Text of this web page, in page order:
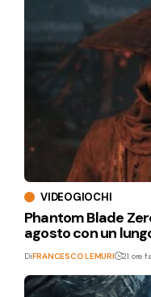
VIDEOGIOCHI
Phantom Blade
agosto con un
DiFRANCESCO LEMURI 21 ore